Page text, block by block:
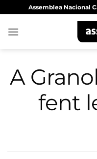
content
Assemblea Nacional
A
fent